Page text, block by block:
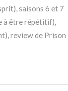
saisons 6 et 7
à être répétitif),
review de Prison